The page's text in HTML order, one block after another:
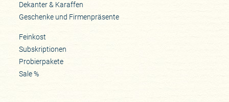
Dekanter & Karaffen
Geschenke und Firmenpräsente
Feinkost
Subskriptionen
Probierpakete
Sale %